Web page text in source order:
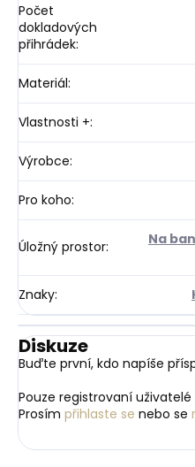
Počet
dokladových
přihrádek:
Materiál:
Vlastnosti +:
Výrobce:
Pro koho:
Úložný prostor: Na
Znaky:
Diskuze
Buďte první, kdo napíše
Pouze registrovaní
Prosím přihlaste se nebo se